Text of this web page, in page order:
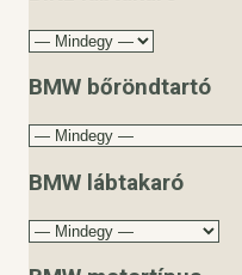
BMW bőröndtartó
BMW lábtakaró